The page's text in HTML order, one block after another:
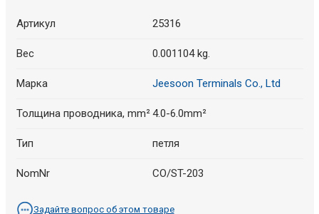
Артикул 25316
Вес 0.001104 kg.
Марка Jeesoon Terminals Co., Ltd
Толщина проводника, mm²4.0-6.0mm²
Тип петля
NomNr CO/ST-203
Задайте вопрос об этом товаре